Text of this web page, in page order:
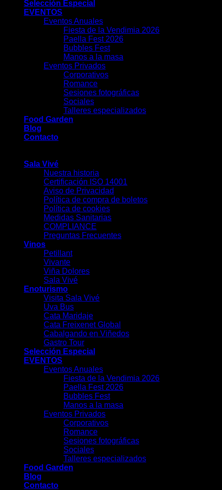
Selección Especial
EVENTOS
Eventos Anuales
Fiesta de la Vendimia 2026
Paella Fest 2026
Bubbles Fest
Manos a la masa
Eventos Privados
Corporativos
Romance
Sesiones fotográficas
Sociales
Talleres especializados
Food Garden
Blog
Contacto
Sala Vivé
Nuestra historia
Certificación ISO 14001
Aviso de Privacidad
Política de compra de boletos
Política de cookies
Medidas Sanitarias
COMPLIANCE
Preguntas Frecuentes
Vinos
Petillant
Vivante
Viña Dolores
Sala Vivé
Enoturismo
Visita Sala Vivé
Uva Bus
Cata Maridaje
Cata Freixenet Global
Cabalgando en Viñedos
Gastro Tour
Selección Especial
EVENTOS
Eventos Anuales
Fiesta de la Vendimia 2026
Paella Fest 2026
Bubbles Fest
Manos a la masa
Eventos Privados
Corporativos
Romance
Sesiones fotográficas
Sociales
Talleres especializados
Food Garden
Blog
Contacto